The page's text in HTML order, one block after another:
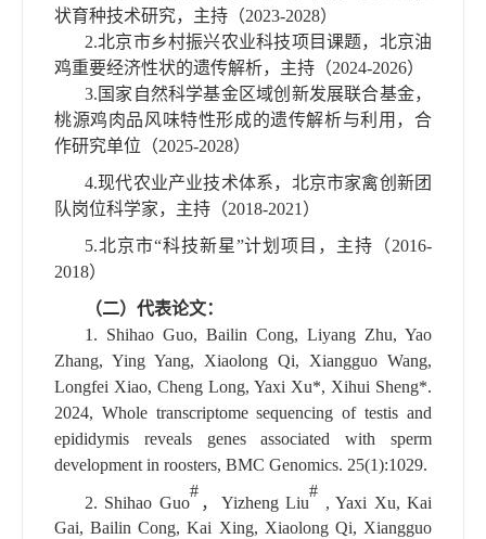
状育种技术研究，主持（2023-2028）
2.北京市乡村振兴农业科技项目课题，北京油
鸡重要经济性状的遗传解析，主持 （2024-2026）
3. 国家自然科学基金区域创新发展联合基金，
桃源鸡肉品风味特性形成的遗传解析与利用，合
作研究单位 （2025-2028）
4.现代农业产业技术体系，北京市家禽创新团
队岗位科学家，主持（2018-2021 ）
5.北京市“科技新星”计划项目，主持（2016-
2018）
（二） 代表论文：
1. Shihao Guo, Bailin Cong, Liyang Zhu, Yao
Zhang, Ying Yang, Xiaolong Qi, Xiangguo Wang,
Longfei Xiao, Cheng Long, Yaxi Xu*, Xihui Sheng*.
2024, Whole transcriptome sequencing of testis and
epididymis reveals genes associated with sperm
development in roosters, BMC Genomics. 25(1):1029.
2. Shihao Guo
#
， Yizheng Liu
#
, Yaxi Xu, Kai
Gai, Bailin Cong, Kai Xing, Xiaolong Qi, Xiangguo